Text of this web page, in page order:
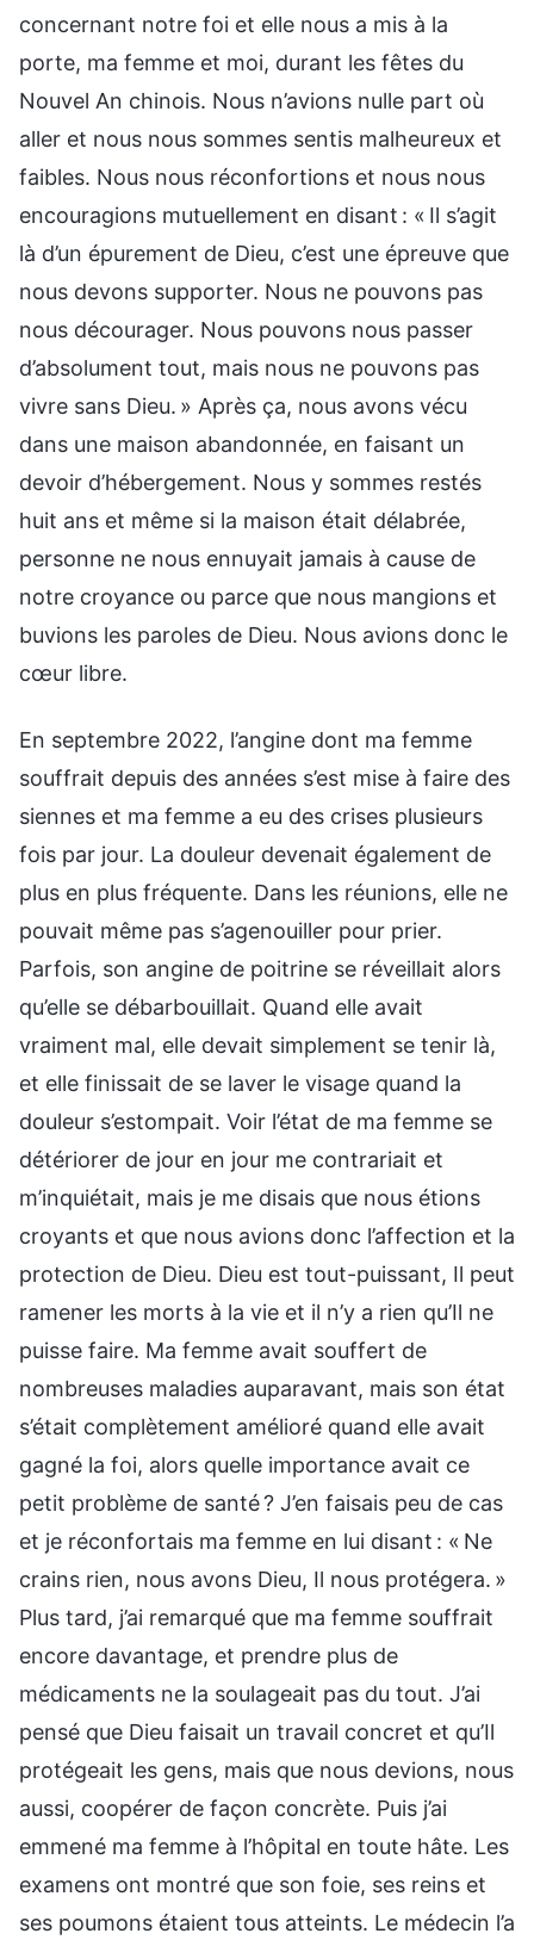
concernant notre foi et elle nous a mis à la
porte, ma femme et moi, durant les fêtes du
Nouvel An chinois. Nous n’avions nulle part où
aller et nous nous sommes sentis malheureux et
faibles. Nous nous réconfortions et nous nous
encouragions mutuellement en disant : « Il s’agit
là d’un épurement de Dieu, c’est une épreuve que
nous devons supporter. Nous ne pouvons pas
nous décourager. Nous pouvons nous passer
d’absolument tout, mais nous ne pouvons pas
vivre sans Dieu. » Après ça, nous avons vécu
dans une maison abandonnée, en faisant un
devoir d’hébergement. Nous y sommes restés
huit ans et même si la maison était délabrée,
personne ne nous ennuyait jamais à cause de
notre croyance ou parce que nous mangions et
buvions les paroles de Dieu. Nous avions donc le
cœur libre.
En septembre 2022, l’angine dont ma femme
souffrait depuis des années s’est mise à faire des
siennes et ma femme a eu des crises plusieurs
fois par jour. La douleur devenait également de
plus en plus fréquente. Dans les réunions, elle ne
pouvait même pas s’agenouiller pour prier.
Parfois, son angine de poitrine se réveillait alors
qu’elle se débarbouillait. Quand elle avait
vraiment mal, elle devait simplement se tenir là,
et elle finissait de se laver le visage quand la
douleur s’estompait. Voir l’état de ma femme se
détériorer de jour en jour me contrariait et
m’inquiétait, mais je me disais que nous étions
croyants et que nous avions donc l’affection et la
protection de Dieu. Dieu est tout-puissant, Il peut
ramener les morts à la vie et il n’y a rien qu’Il ne
puisse faire. Ma femme avait souffert de
nombreuses maladies auparavant, mais son état
s’était complètement amélioré quand elle avait
gagné la foi, alors quelle importance avait ce
petit problème de santé ? J’en faisais peu de cas
et je réconfortais ma femme en lui disant : « Ne
crains rien, nous avons Dieu, Il nous protégera. »
Plus tard, j’ai remarqué que ma femme souffrait
encore davantage, et prendre plus de
médicaments ne la soulageait pas du tout. J’ai
pensé que Dieu faisait un travail concret et qu’Il
protégeait les gens, mais que nous devions, nous
aussi, coopérer de façon concrète. Puis j’ai
emmené ma femme à l’hôpital en toute hâte. Les
examens ont montré que son foie, ses reins et
ses poumons étaient tous atteints. Le médecin l’a